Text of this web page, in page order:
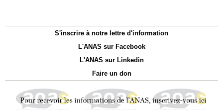
S'inscrire à notre lettre d'information
L'ANAS sur Facebook
L'ANAS sur Linkedin
Faire un don